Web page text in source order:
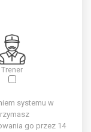
Trener
systemu w
go przez 14